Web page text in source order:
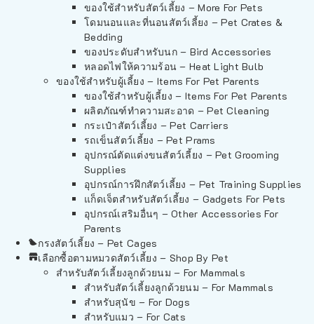
ของใช้สำหรับสัตว์เลี้ยง – More For Pets
โดมนอนและที่นอนสัตว์เลี้ยง – Pet Crates &
Bedding
ของประดับสำหรับนก – Bird Accessories
หลอดไฟให้ความร้อน – Heat Light Bulb
ของใช้สำหรับผู้เลี้ยง – Items For Pet Parents
ของใช้สำหรับผู้เลี้ยง – Items For Pet Parents
ผลิตภัณฑ์ทำความสะอาด – Pet Cleaning
กระเป๋าสัตว์เลี้ยง – Pet Carriers
รถเข็นสัตว์เลี้ยง – Pet Prams
อุปกรณ์ตัดแต่งขนสัตว์เลี้ยง – Pet Grooming
Supplies
อุปกรณ์การฝึกสัตว์เลี้ยง – Pet Training Supplies
แก็ดเจ็ตสำหรับสัตว์เลี้ยง – Gadgets For Pets
อุปกรณ์เสริมอื่นๆ – Other Accessories For
Parents
กรงสัตว์เลี้ยง – Pet Cages
เลือกซื้อตามหมวดสัตว์เลี้ยง – Shop By Pet
สำหรับสัตว์เลี้ยงลูกด้วยนม – For Mammals
สำหรับสัตว์เลี้ยงลูกด้วยนม – For Mammals
สำหรับสุนัข – For Dogs
สำหรับแมว – For Cats